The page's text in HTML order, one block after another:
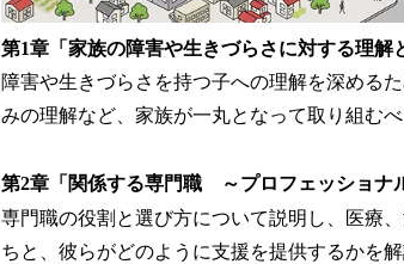
第1章「家族の障害や生きづらさに対する理解
障害や生きづらさを持つ子への理解を深める
みの理解など、家族が一丸となって取り組む
第2章「関係する専門職 ～プロフェッショナ
専門職の役割と選び方について説明し、医療
ちと、彼らがどのように支援を提供するかを解